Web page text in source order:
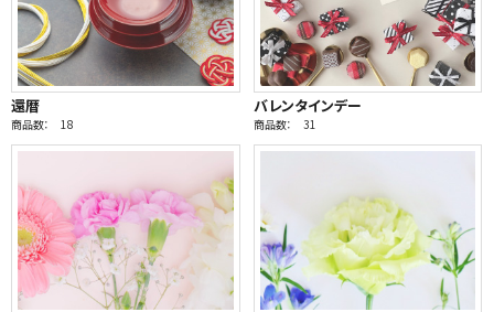
還暦
商品数： 18
バレンタインデー
商品数： 31